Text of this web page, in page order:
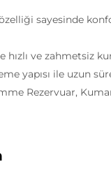
sayesinde
hızlı ve zahmetsiz
yapısı ile uzun
Rezervuar,